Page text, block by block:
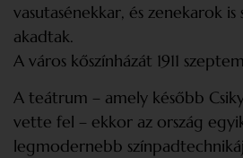
vasutasénekkar, és zenekarok is
akadtak.
A város kőszínházát 1911
A teátrum – amely később
vette fel – ekkor az ország
legmodernebb